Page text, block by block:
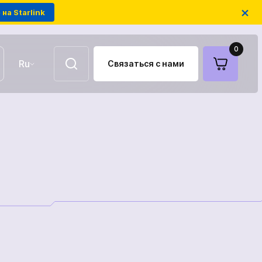
на Starlink ×
Ru
Связаться с нами
0